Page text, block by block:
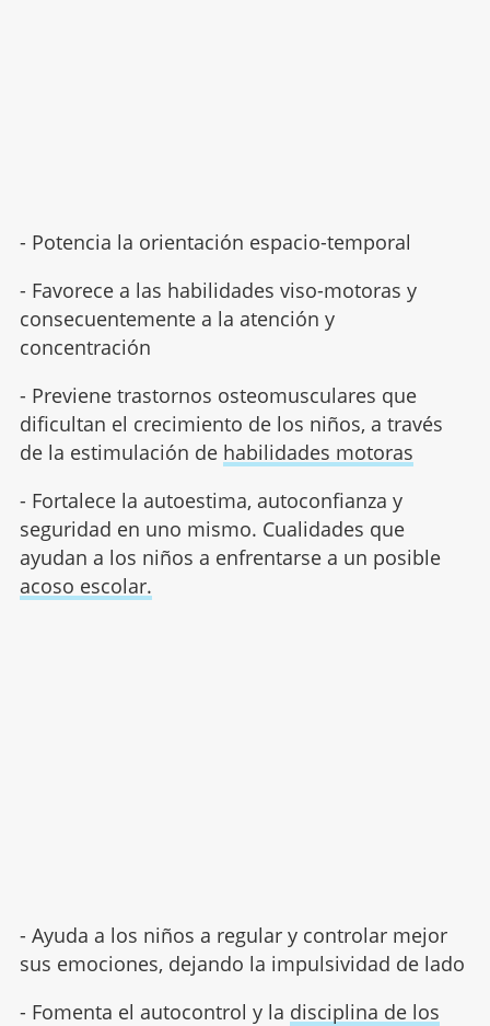
- Potencia la orientación espacio-temporal
- Favorece a las habilidades viso-motoras y
consecuentemente a la atención y
concentración
- Previene trastornos osteomusculares que
dificultan el crecimiento de los niños, a través
de la estimulación de habilidades motoras
- Fortalece la autoestima, autoconfianza y
seguridad en uno mismo. Cualidades que
ayudan a los niños a enfrentarse a un posible
acoso escolar.
- Ayuda a los niños a regular y controlar mejor
sus emociones, dejando la impulsividad de lado
- Fomenta el autocontrol y la disciplina de los